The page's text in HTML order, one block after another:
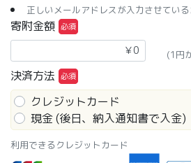
正しいメールアドレスが入力させている
寄附金額
(1円
決済方法
クレジットカード
現金 (後日、納入通知書で入金)
利用できるクレジットカード